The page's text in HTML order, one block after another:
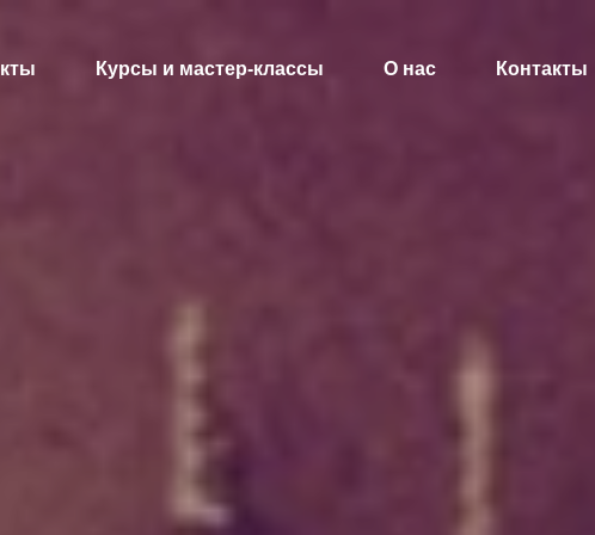
Курсы и мастер-классы О нас Контакты